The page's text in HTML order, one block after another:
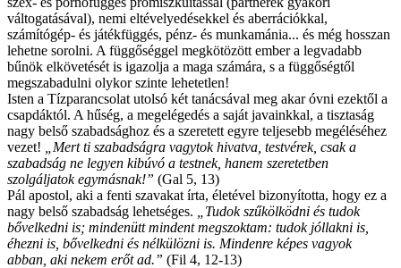
váltogatásával), nemi eltévelyedésekkel és aberrációkkal,
számítógép- és játékfüggés, pénz- és munkamánia... és még hosszan
lehetne sorolni. A függőséggel megkötözött ember a legvadabb
bűnök elkövetését is igazolja a maga számára, s a függőségtől
megszabadulni olykor szinte lehetetlen!
Isten a Tízparancsolat utolsó két tanácsával meg akar óvni ezektől a
csapdáktól. A hűség, a megelégedés a saját javainkkal, a tisztaság
nagy belső szabadsághoz és a szeretett egyre teljesebb megéléséhez
vezet!
„Mert ti szabadságra vagytok hivatva, testvérek, csak a
szabadság ne legyen kibúvó a testnek, hanem szeretetben
szolgáljatok egymásnak!” (Gal 5, 13)
Pál apostol, aki a fenti szavakat írta, életével bizonyította, hogy ez a
nagy belső szabadság lehetséges.
„Tudokszűkölködni és tudok
bővelkedni is; mindenütt mindent megszoktam: tudok jóllakni is,
éhezni is, bővelkedni és nélkülözni is. Mindenre képes vagyok
abban, aki nekem erőt ad.” (Fil 4, 12-13)